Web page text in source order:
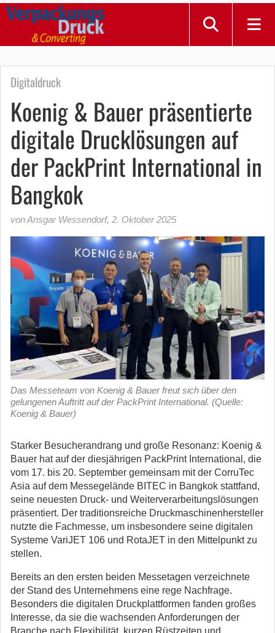
Digitaldruck
Koenig & Bauer präsentierte
digitale Drucklösungen auf
der PackPrint International in
Bangkok
von Ansgar Wessendorf, 2. Oktober 2025
Das Messeteam von Koenig & Bauer freut sich über den
gelungenen Auftritt auf der PackPrint International. (Quelle:
Koenig & Bauer)
Starker Besucherandrang und große Resonanz: Koenig &
Bauer hat auf der diesjährigen PackPrint International, die
vom 17. bis 20. September gemeinsam mit der CorruTec
Asia auf dem Messegelände BITEC in Bangkok stattfand,
seine neuesten Druck- und Weiterverarbeitungslösungen
präsentiert. Der traditionsreiche Druckmaschinenhersteller
nutzte die Fachmesse, um insbesondere seine digitalen
Systeme VariJET 106 und RotaJET in den Mittelpunkt zu
stellen.
Bereits an den ersten beiden Messetagen verzeichnete
der Stand des Unternehmens eine rege Nachfrage.
Besonders die digitalen Druckplattformen fanden großes
Interesse, da sie die wachsenden Anforderungen der
Branche nach Flexibilität, kurzen Rüstzeiten und